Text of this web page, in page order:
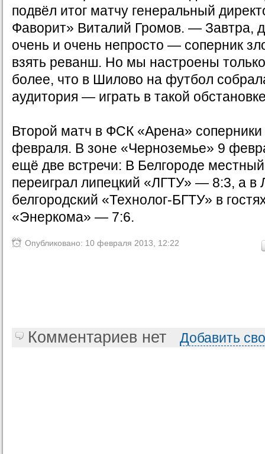
подвёл итог матчу генеральный
Фаворит» Виталий Громов. — Завтра,
очень и очень непросто — соперник
взять реванш. Но мы настроены
более, что в Шилово на футбол
аудитория — играть в такой
Второй матч в ФСК «Арена» соперники
февраля. В зоне «Черноземье» 9
ещё две встречи: В Белгороде
переиграл липецкий «ЛГТУ» — 8:3, а в
белгородский «Технолог-БГТУ» в
«Энеркома» — 7:6.
Опубликовано: 10 февраля 2013, 12:22
Комментариев нет Добавить